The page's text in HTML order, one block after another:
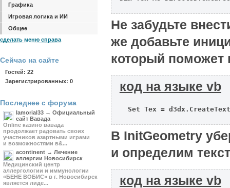
Не забудьте
же добавьте
который поможет
код на языке vb
Set Tex =
В InitGeometry
и определим
код на языке vb
Графика
Игровая логика и ИИ
Общее
сделать меню справа
Сейчас на сайте
Гостей: 22
Зарегистрированных: 0
Последнее с форума
Iamorial33 → Официальный
сайт Вавада
Online казино вавада
продолжает радовать своих
участников азартными играми
и возможностями в&...
acontinent → Лечение
аллергии Новосибирск
Медицинский центр
аллергологии и иммунологии
«БЕНЕ ВОБИС» в г. Новосибирск
является лиде...